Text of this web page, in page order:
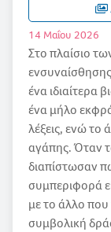
14 Μαΐου 2026
Στο πλαίσιο
ενσυναίσθησης
ένα ιδιαίτερα
ένα μήλο
λέξεις, ενώ το
αγάπης. Όταν
διαπίστωσαν
συμπεριφορά
με το άλλο
συμβολική